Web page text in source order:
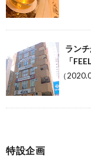
ラン
「
（
特設企画